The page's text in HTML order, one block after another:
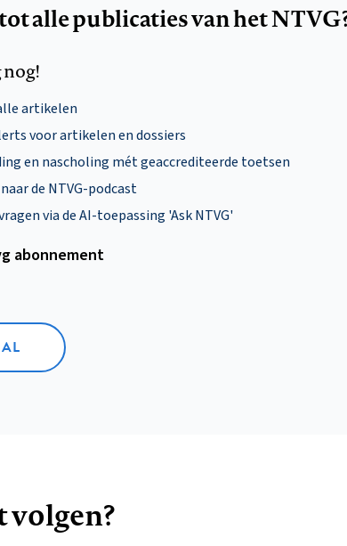
alle publicaties van het
artikelen
voor artikelen en dossiers
en nascholing mét geaccrediteerde toetsen
de NTVG-podcast
via de AI-toepassing 'Ask NTVG'
abonnement